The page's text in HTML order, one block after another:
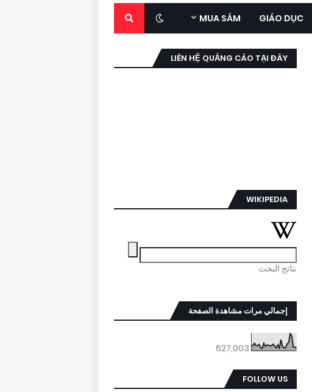
GIÁO DỤC
MUA SẮM
LIÊN HỆ QUẢNG CÁO TẠI ĐÂY
WIKIPEDIA
نتائج البحث
إجمالي مرات مشاهدة الصفحة
627,003
FOLLOW US